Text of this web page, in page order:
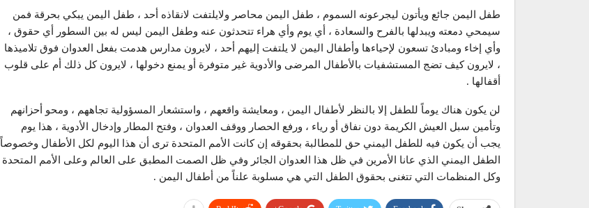
طفل اليمن جائع ويأتون ليجرعونه السموم ، طفل اليمن محاصر ولايلتفت لانقاذه أحد ، طفل اليمن يبكي بحرقة فمن
سيمحي دمعته ويبدلها بالفرح والسعادة ، أي يوم وأي هراء تتحدثون عنه وطفل اليمن ليس له بين السطور أي حقوق ،
وأي إخاء ومبادئ تسعون لإحياءها وأطفال اليمن لا يلتفت إليهم أحد ، لايرون مدارس هدمت بفعل العدوان فوق تلاميذها
، لايرون كيف تضج المستشفيات بالأطفال المرضى والأدوية غير متوفرة أو يمنع دخولها ، لايرون كل ذلك أم على قلوب
أقفالها .
لن يكون هناك يوماً للطفل إلا بالنظر لأطفال اليمن ، ومعايشة واقعهم ، واستشعار المسؤولية تجاههم ، ومحو أحزانهم
وتأمين سبل العيش الكريمة دون نفاق أو رياء ، ورفع الحصار ووقف العدوان ، وفتح المطار وإدخال الأدوية ، هذا يوم
يجب أن يكون فيه للطفل اليمني حق للمطالبة بحقوقه إن كانت الأمم المتحدة ترى أن هذا اليوم لكل الأطفال وخصوصاً
الطفل اليمني الذي عانا الأمرين في ظل هذا العدوان الجائر وفي ظل الصمت المطبق على العالم وعلى الأمم المتحدة
وكل المنظمات التي تتغنى بحقوق الطفل التي هي مسلوبة علناً من أطفال اليمن .